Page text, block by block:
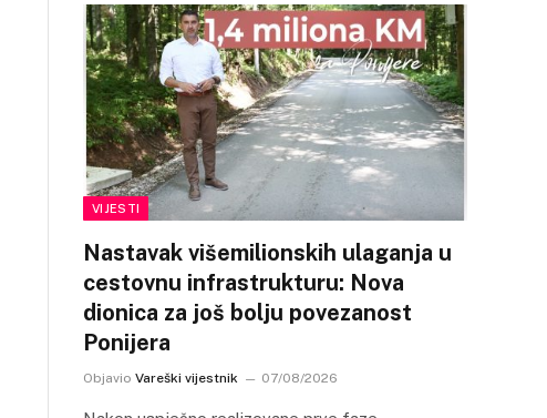
VIJESTI
Nastavak višemilionskih ulaganja u
cestovnu infrastrukturu: Nova
dionica za još bolju povezanost
Ponijera
Objavio Vareški vijestnik 07/08/2026